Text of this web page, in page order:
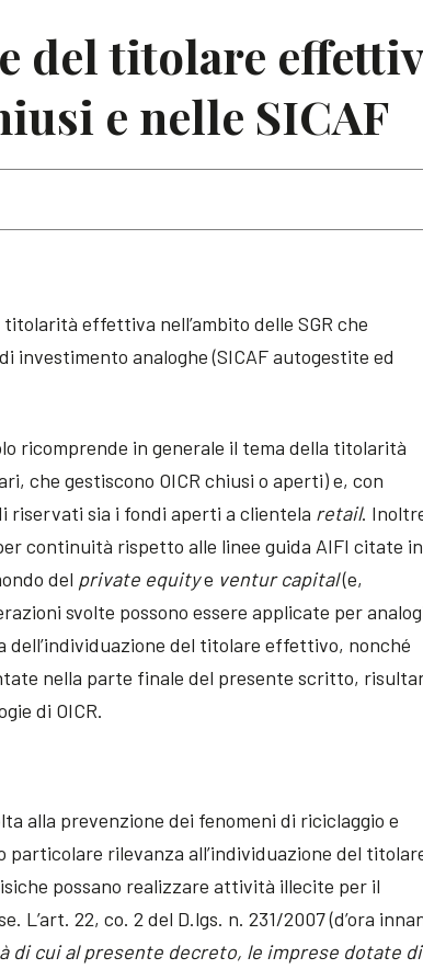
del titolare
e nelle SICAF
effettiva nell’ambito delle SGR che
investimento analoghe (SICAF autogestite ed
ricomprende in generale il tema della titolarità
che gestiscono OICR chiusi o aperti) e, con
riservati sia i fondi aperti a clientela retail.
continuità rispetto alle linee guida AIFI citate in
del private equitye ventur capital(e,
svolte possono essere applicate per
dell’individuazione del titolare effettivo, nonché
nella parte finale del presente scritto,
di OICR.
alla prevenzione dei fenomeni di riciclaggio e
rilevanza all’individuazione del
possano realizzare attività illecite per il
22, co. 2 del D.lgs. n. 231/2007 (d’ora
di cui al presente decreto, le imprese dotate di